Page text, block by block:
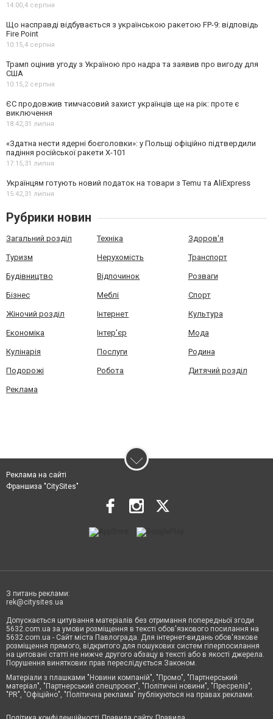
14:00,4 серпня
Що насправді відбувається з українською ракетою FP-9: відповідь
Fire Point
10:15,4 серпня
Трамп оцінив угоду з Україною про надра та заявив про вигоду для
США
10:15,2 серпня
ЄС продовжив тимчасовий захист українців ще на рік: проте є
виключення
18:42,31 липня
«Здатна нести ядерні боєголовки»: у Польщі офіційно підтвердили
падіння російської ракети Х-101
17:15,31 липня
Українцям готують новий податок на товари з Temu та AliExpress
15:42,31 липня
Рубрики новин
Загальний розділ Техніка Здоров'я
Туризм Нерухомість Транспорт
Будівництво Відпочинок Розваги
Бізнес Меблі Спорт
Жіночий розділ Інтернет Культура
Економіка Інтер'єр Мода
Кулінарія Послуги Родина
Подорожі Робота Дитячий розділ
Реклама
Реклама на сайті
Франшиза "CitySites"
З питань реклами:
rek@citysites.ua
Допускається цитування матеріалів без отримання попередньої згоди
5632.com.ua за умови розміщення в тексті обов'язкового посилання на
5632.com.ua - Сайт міста Павлограда. Для інтернет-видань обов'язкове
розміщення прямого, відкритого для пошукових систем гіперпосилання
на цитовані статті не нижче другого абзацу в тексті або в якості джерела.
Порушення виняткових прав переслідується Законом.
Матеріали з плашками "Новини компаній", "Промо", "Партнерський
матеріал", "Партнерський спецпроєкт", "Політичні новини", "Пресреліз",
"PR", "Офіційно", "Політична реклама" публікуються на правах реклами.